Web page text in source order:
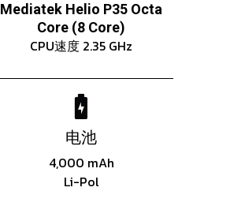
Mediatek Helio P35 Octa
Core (8 Core)
CPU速度 2.35 GHz
电池
4,000 mAh
Li-Pol